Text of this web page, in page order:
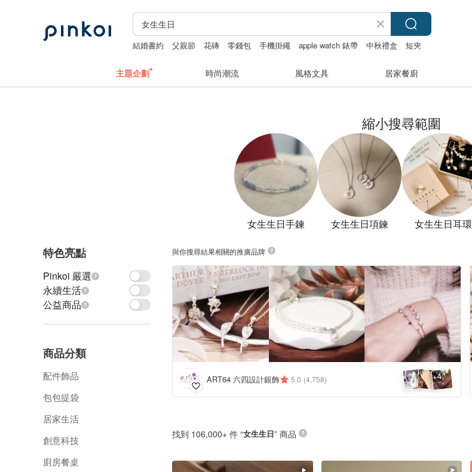
結婚書約 父親節 花磚 零錢包 手機掛繩 apple watch 錶帶 中秋禮盒 短夾
主題企劃 時尚潮流 風格文具 居家餐廚
縮小搜尋範圍
女生生日手鍊 女生生日項鍊 女生生日耳環
特色亮點
Pinkoi 嚴選
永續生活
公益商品
商品分類
配件飾品
包包提袋
居家生活
創意科技
廚房餐桌
與你搜尋結果相關的推廣品牌
ART64 六四設計銀飾 5.0 (4,758) +4
找到 106,000+ 件 “女生生日” 商品